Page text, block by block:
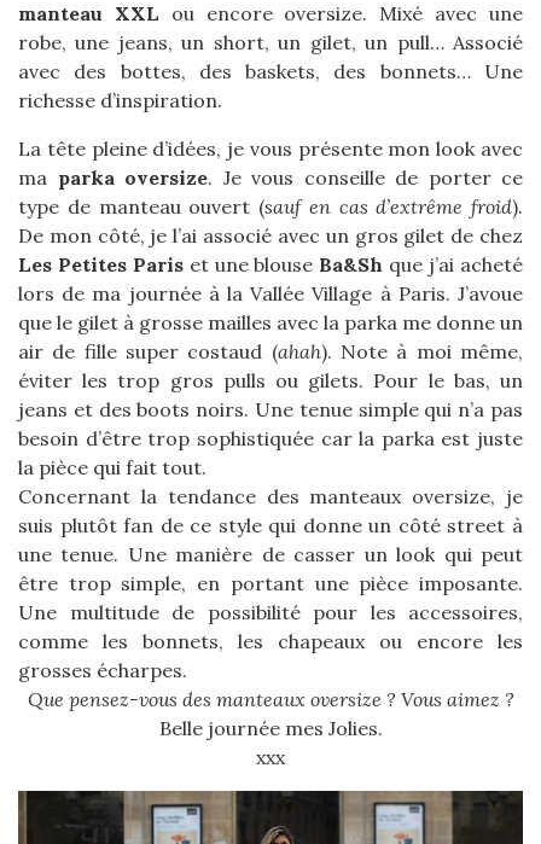
manteau XXL ou encore oversize. Mixé avec une
robe, une jeans, un short, un gilet, un pull… Associé
avec des bottes, des baskets, des bonnets… Une
richesse d’inspiration.
La tête pleine d’idées, je vous présente mon look avec
ma parka oversize. Je vous conseille de porter ce
type de manteau ouvert (sauf en cas d’extrême froid).
De mon côté, je l’ai associé avec un gros gilet de chez
Les Petites Pariset une blouse Ba&Sh que j’ai acheté
lors de ma journée à la Vallée Village à Paris. J’avoue
que le gilet à grosse mailles avec la parka me donne un
air de fille super costaud (ahah). Note à moi même,
éviter les trop gros pulls ou gilets. Pour le bas, un
jeans et des boots noirs. Une tenue simple qui n’a pas
besoin d’être trop sophistiquée car la parka est juste
la pièce qui fait tout.
Concernant la tendance des manteaux oversize, je
suis plutôt fan de ce style qui donne un côté street à
une tenue. Une manière de casser un look qui peut
être trop simple, en portant une pièce imposante.
Une multitude de possibilité pour les accessoires,
comme les bonnets, les chapeaux ou encore les
grosses écharpes.
Que pensez-vous des manteaux oversize ? Vous aimez ?
Belle journée mes Jolies.
xxx